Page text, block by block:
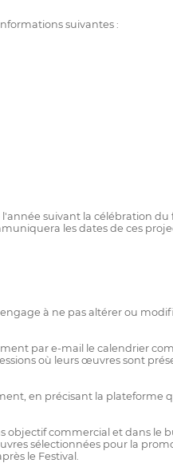
suivantes :
suivant la célébration du
les dates de ces
à ne pas altérer ou
par e-mail le calendrier
où leurs œuvres sont
en précisant la plateforme
objectif commercial et dans le
sélectionnées pour la
le Festival.